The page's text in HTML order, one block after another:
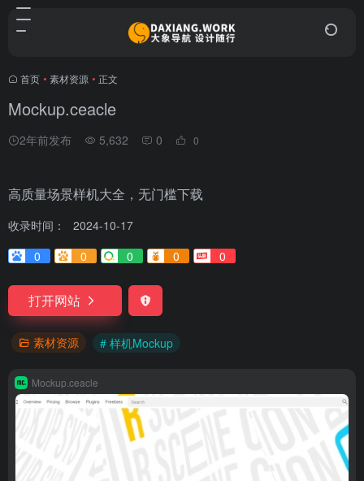
首页 • 素材资源 • 正文
Mockup.ceacle
2年前发布 5,632 0 0
高质量场景样机大全，无门槛下载
收录时间：
2024-10-17
0
0 0 0 0
打开网站
素材资源 # 样机Mockup
Mockup.ceacle